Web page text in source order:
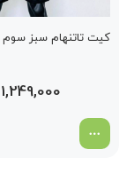
کیت تاتنهام سبز سوم 2025
1,249,000